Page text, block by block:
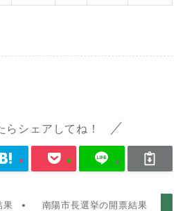
らシェアしてね！
果
南陽市長選挙の開票結果